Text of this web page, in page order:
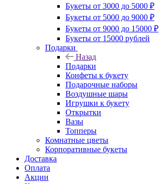
Букеты от 3000 до 5000 ₽
Букеты от 5000 до 9000 ₽
Букеты от 9000 до 15000 ₽
Букеты от 15000 рублей
Подарки
Назад
Подарки
Конфеты к букету
Подарочные наборы
Воздушные шары
Игрушки к букету
Открытки
Вазы
Топперы
Комнатные цветы
Корпоративные букеты
Доставка
Оплата
Акции